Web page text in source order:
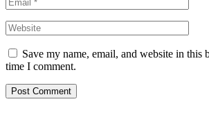
Save my name, email, and website in this
time I comment.